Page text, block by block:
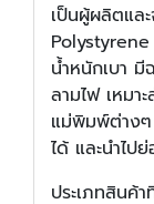
เป็นผู้ผลิตแล
น้ำหนักเบา
ลามไฟ เหมา
แม่พิมพ์ต่างๆ
ได้ และนำไ
ประเภทสินค้